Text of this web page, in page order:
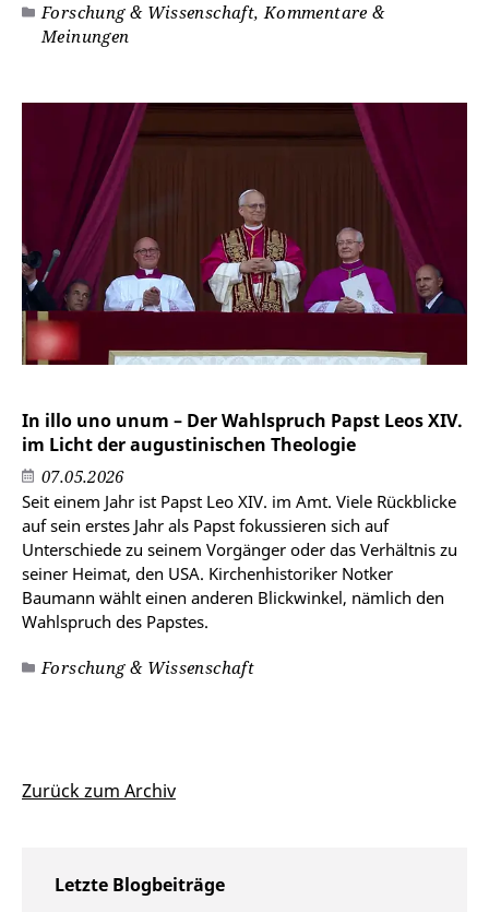
Forschung & Wissenschaft, Kommentare &
Meinungen
In illo uno unum – Der Wahlspruch Papst Leos XIV.
im Licht der augustinischen Theologie
07.05.2026
Seit einem Jahr ist Papst Leo XIV. im Amt. Viele Rückblicke
auf sein erstes Jahr als Papst fokussieren sich auf
Unterschiede zu seinem Vorgänger oder das Verhältnis zu
seiner Heimat, den USA. Kirchenhistoriker Notker
Baumann wählt einen anderen Blickwinkel, nämlich den
Wahlspruch des Papstes.
Forschung & Wissenschaft
Zurück zum Archiv
Letzte Blogbeiträge